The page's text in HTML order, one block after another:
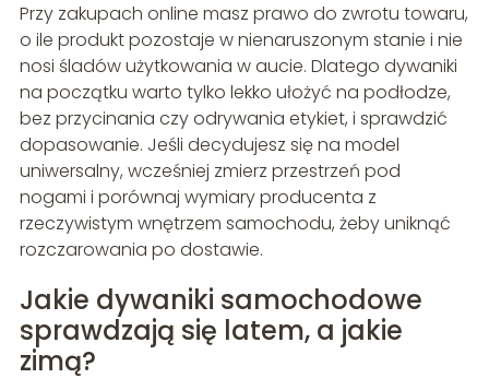
Przy zakupach online masz prawo do zwrotu towaru,
o ile produkt pozostaje w nienaruszonym stanie i nie
nosi śladów użytkowania w aucie. Dlatego dywaniki
na początku warto tylko lekko ułożyć na podłodze,
bez przycinania czy odrywania etykiet, i sprawdzić
dopasowanie. Jeśli decydujesz się na model
uniwersalny, wcześniej zmierz przestrzeń pod
nogami i porównaj wymiary producenta z
rzeczywistym wnętrzem samochodu, żeby uniknąć
rozczarowania po dostawie.
Jakie dywaniki samochodowe
sprawdzają się latem, a jakie
zimą?